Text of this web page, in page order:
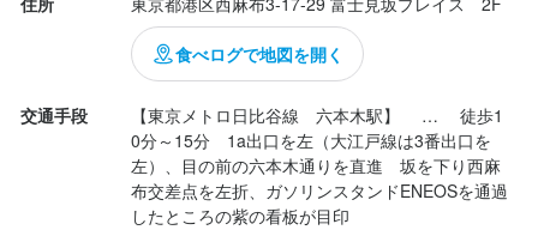
食べログで地図を開く
交通手段
【東京メトロ日比谷線 六本木駅】  …  徒歩1
0分～15分　1a出口を左（大江戸線は3番出口を
左）、目の前の六本木通りを直進　坂を下り西麻
布交差点を左折、ガソリンスタンドENEOSを通過
したところの紫の看板が目印